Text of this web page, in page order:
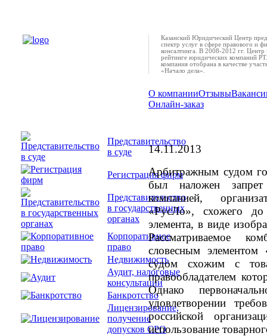
Представительство
в суде
Регистрация фирм
Представительство
в государственных
органах
Корпоративное
право
Недвижимость
Аудит, налоговые
консультации
Банкротство
Лицензирование,
получение
допусков СРО
Казанский Юридический Центр
спектр услуг в сфере правового и
консалтинга. В 2008-2012 гг. Центр
рейтинге юридических компаний
компания отобрана в качестве
«Начало дела».
О компанииОтзывы
Онлайн-заказ
14.11.2013
Арбитражным судом
был наложен запрет
компанией,
«РусЛо», схожего до
элемента, в виде
Рассматриваемое
словесным элементом
судом схожим с
правообладателем
Однако
удовлетворении
российской
использование